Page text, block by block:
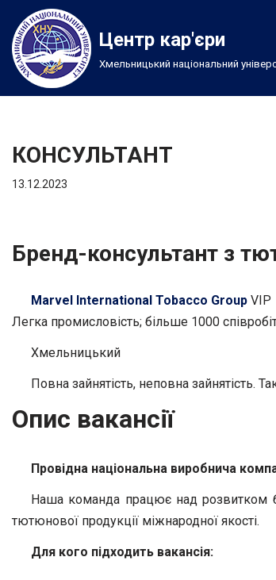
Перейти
до
вмісту
Центр кар'єри
Хмельницький національний
КОНСУЛЬТАНТ
13.12.2023
Бренд-консультант з
Marvel International Tobacco Group VIP
Легка промисловість; більше 1000
Хмельницький
Повна зайнятість, неповна зайнятість.
Опис вакансії
Провідна національна виробнича
Наша команда працює над розвитком
тютюнової продукції міжнародної якості.
Для кого підходить вакансія: